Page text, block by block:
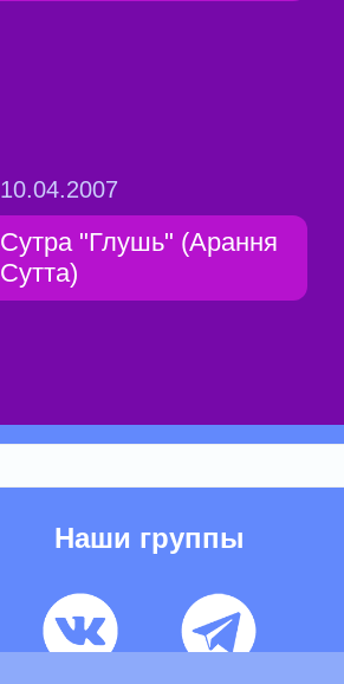
10.04.2007
Сутра "Глушь" (Арання
Сутта)
Наши группы